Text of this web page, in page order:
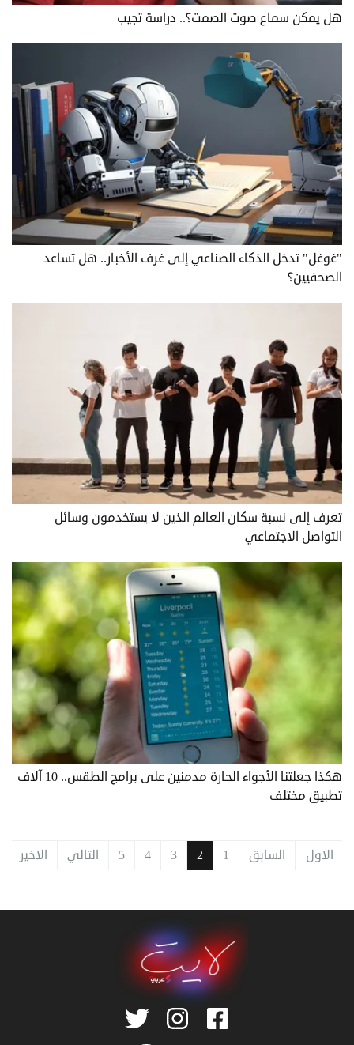
هل يمكن سماع صوت الصمت؟.. دراسة تجيب
"غوغل" تدخل الذكاء الصناعي إلى غرف الأخبار.. هل تساعد
الصحفيين؟
تعرف إلى نسبة سكان العالم الذين لا يستخدمون وسائل
التواصل الاجتماعي
هكذا جعلتنا الأجواء الحارة مدمنين على برامج الطقس.. 10 آلاف
تطبيق مختلف
الاول السابق 1
2
3
4
5 التالي الاخير